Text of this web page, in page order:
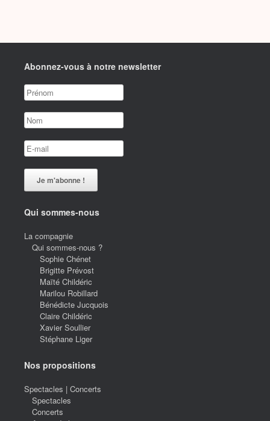
Abonnez-vous à notre newsletter
Qui sommes-nous
La compagnie
Qui sommes-nous ?
Sophie Chénet
Brigitte Prévost
Maïté Childéric
Marilou Robillard
Bénédicte Jucquois
Claire Childéric
Xavier Soullier
Stéphane Liger
Nos propositions
Spectacles | Concerts
Spectacles
Concerts